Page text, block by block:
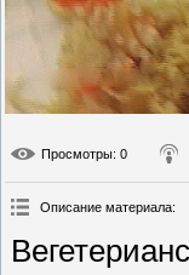
Просмотры: 0
Описание материала: